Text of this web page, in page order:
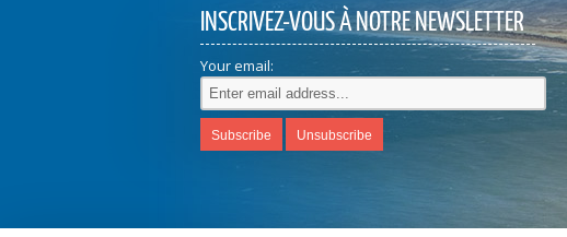
INSCRIVEZ-VOUS À NOTRE NEWSLETTER
Your email: